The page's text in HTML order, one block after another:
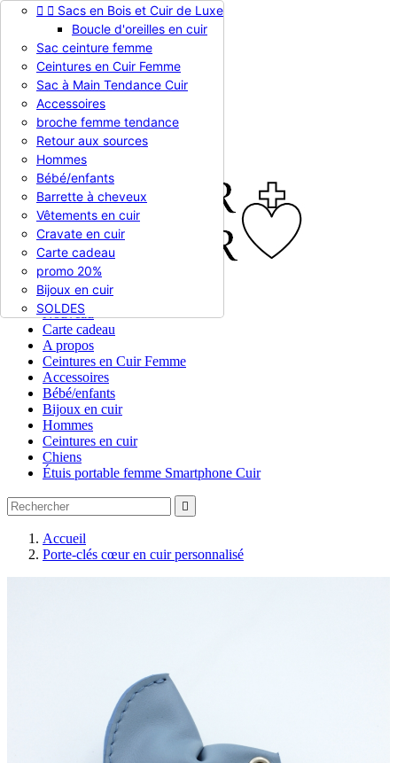
Appelez-nous :0786510612
EUR € 
EUR €
RUB RUB
Connexion
shopping_cart Panier (0)
  En stock
  Sacs en Bois et Cuir de Luxe
Boucle d'oreilles en cuir
Sac ceinture femme
Ceintures en Cuir Femme
Sac à Main Tendance Cuir
Accessoires
broche femme tendance
Retour aux sources
Hommes
Bébé/enfants
Barrette à cheveux
Vêtements en cuir
Cravate en cuir
Carte cadeau
promo 20%
Bijoux en cuir
SOLDES
Nouveau
Carte cadeau
A propos
Ceintures en Cuir Femme
Accessoires
Bébé/enfants
Bijoux en cuir
Hommes
Ceintures en cuir
Chiens
Étuis portable femme Smartphone Cuir

Accueil
Porte-clés cœur en cuir personnalisé